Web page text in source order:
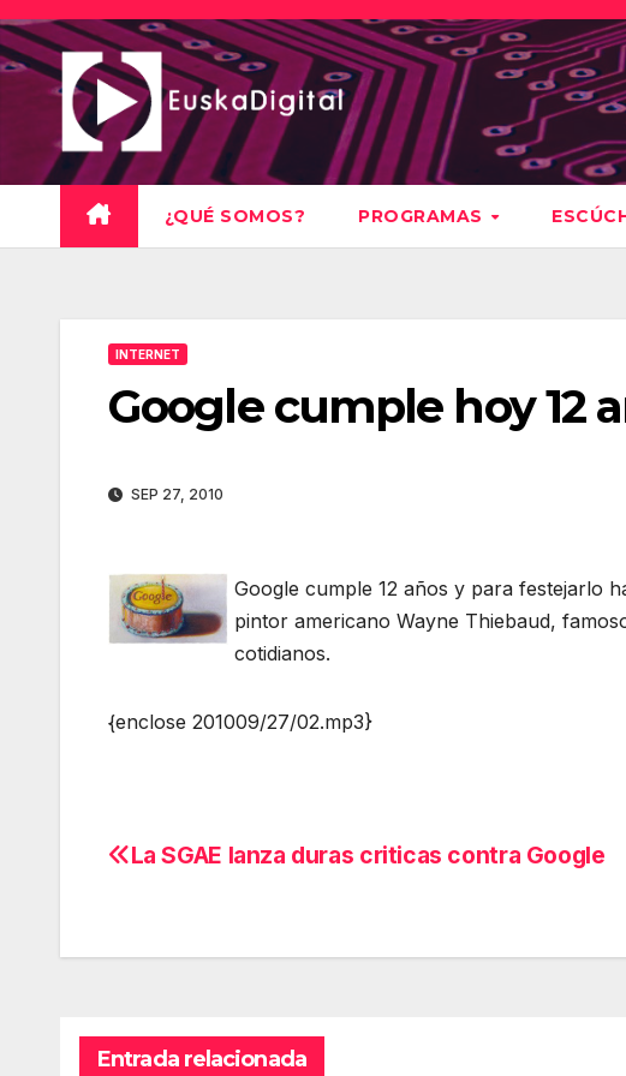
Saltar
al
contenido
¿QUÉ SOMOS? PROGRAMAS
INTERNET
Google cumple hoy 12
SEP 27, 2010
Google cumple 12 años y para festejarlo
pintor americano Wayne Thiebaud,
cotidianos.
{enclose 201009/27/02.mp3}
Navegación
entradas
La SGAE lanza duras criticas contra Google
Entrada relacionada